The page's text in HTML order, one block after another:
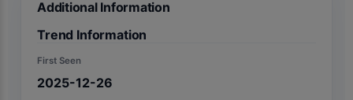
Additional Information
Trend Information
First Seen
2025-12-26